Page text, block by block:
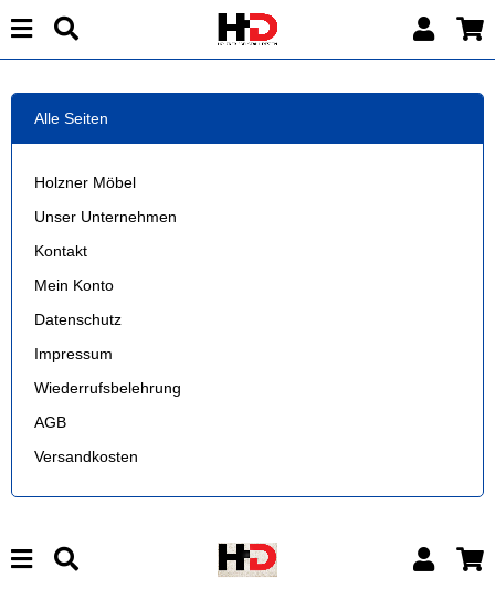
Alle Seiten
Holzner Möbel
Unser Unternehmen
Kontakt
Mein Konto
Datenschutz
Impressum
Wiederrufsbelehrung
AGB
Versandkosten